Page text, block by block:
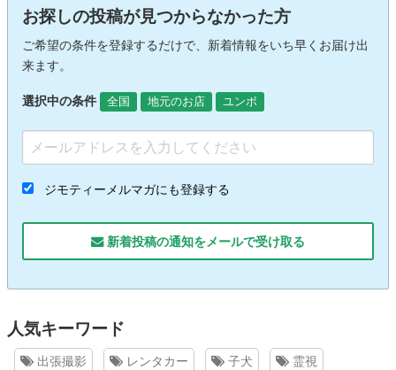
お探しの投稿が見つからなかった方
ご希望の条件を登録するだけで、新着情報をいち早くお届け出
来ます。
選択中の条件 全国 地元のお店 ユンボ
ジモティーメルマガにも登録する
新着投稿の通知をメールで受け取る
人気キーワード
出張撮影 レンタカー 子犬 霊視